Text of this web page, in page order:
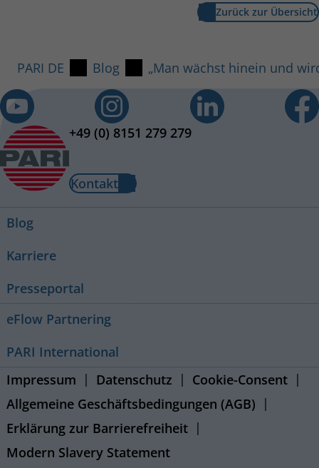
Zurück zur Übersicht
PARI DE Blog „Man wächst hinein und
+49 (0) 8151 279 279
Kontakt
Blog
Karriere
Presseportal
eFlow Partnering
PARI International
Impressum
Datenschutz
Cookie-Consent
Allgemeine Geschäftsbedingungen (AGB)
Erklärung zur Barrierefreiheit
Modern Slavery Statement